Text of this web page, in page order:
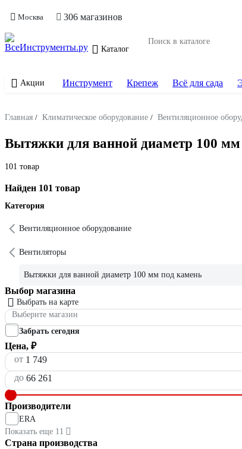
Москва 306 магазинов
Каталог
Акции Инструмент Крепеж Всё для сада
Главная / Климатическое оборудование / Вентиляционное
Вытяжки для ванной диаметр 100 мм
101 товар
Найден 101 товар
Категория
Вентиляционное оборудование
Вентиляторы
Вытяжки для ванной диаметр 100 мм под камень
Выбор магазина
Выбрать на карте
Выберите магазин
Забрать сегодня
Цена, ₽
от
до
Производители
ERA
Показать еще 11
Страна производства